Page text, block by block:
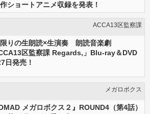
ショートアニメ収録を発表！
ACCA13区監察課
りの生朗読×生演奏 朗読音楽劇
区監察課 Regards,」Blu-ray＆DVD
日発売！
メガロボクス
メガロボクス２』ROUND4（第4話）